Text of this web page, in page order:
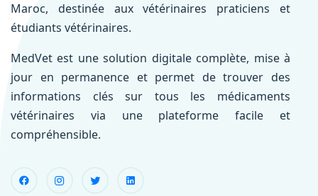
Maroc, destinée aux vétérinaires praticiens et
étudiants vétérinaires.
MedVet est une solution digitale complète, mise à
jour en permanence et permet de trouver des
informations clés sur tous les médicaments
vétérinaires via une plateforme facile et
compréhensible.